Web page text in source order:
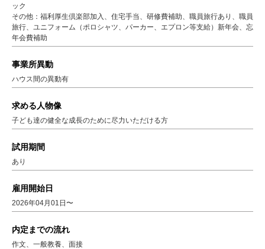
ック
その他：福利厚生倶楽部加入、住宅手当、研修費補助、職員旅行あり、職員
旅行、ユニフォーム（ポロシャツ、パーカー、エプロン等支給）新年会、忘
年会費補助
事業所異動
ハウス間の異動有
求める人物像
子ども達の健全な成長のために尽力いただける方
試用期間
あり
雇用開始日
2026年04月01日〜
内定までの流れ
作文、一般教養、面接